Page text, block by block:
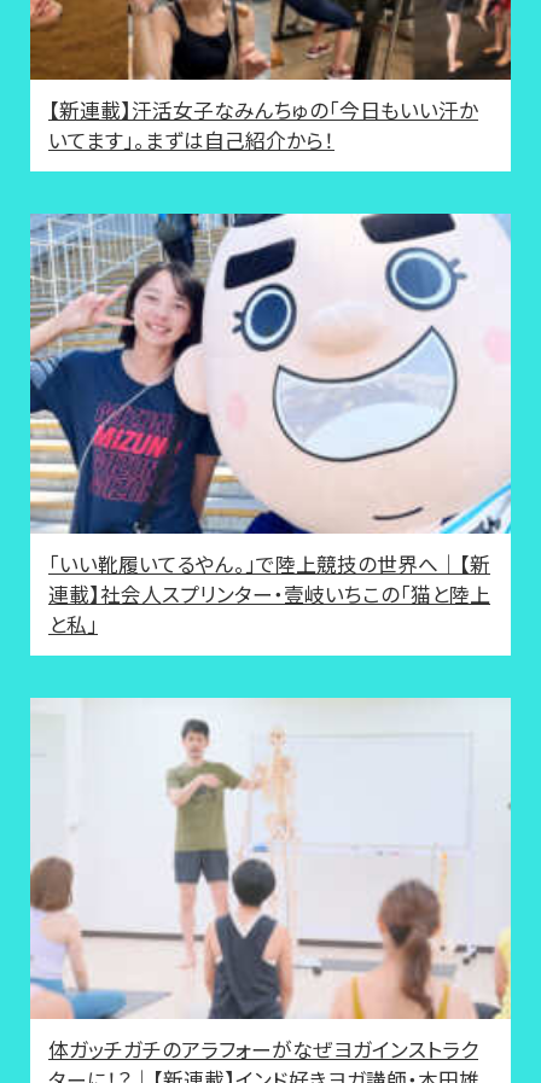
【新連載】汗活女子なみんちゅの「今日もいい汗か
いてます」。まずは自己紹介から！
「いい靴履いてるやん。」で陸上競技の世界へ｜【新
連載】社会人スプリンター・壹岐いちこの「猫と陸上
と私」
体ガッチガチのアラフォーがなぜヨガインストラク